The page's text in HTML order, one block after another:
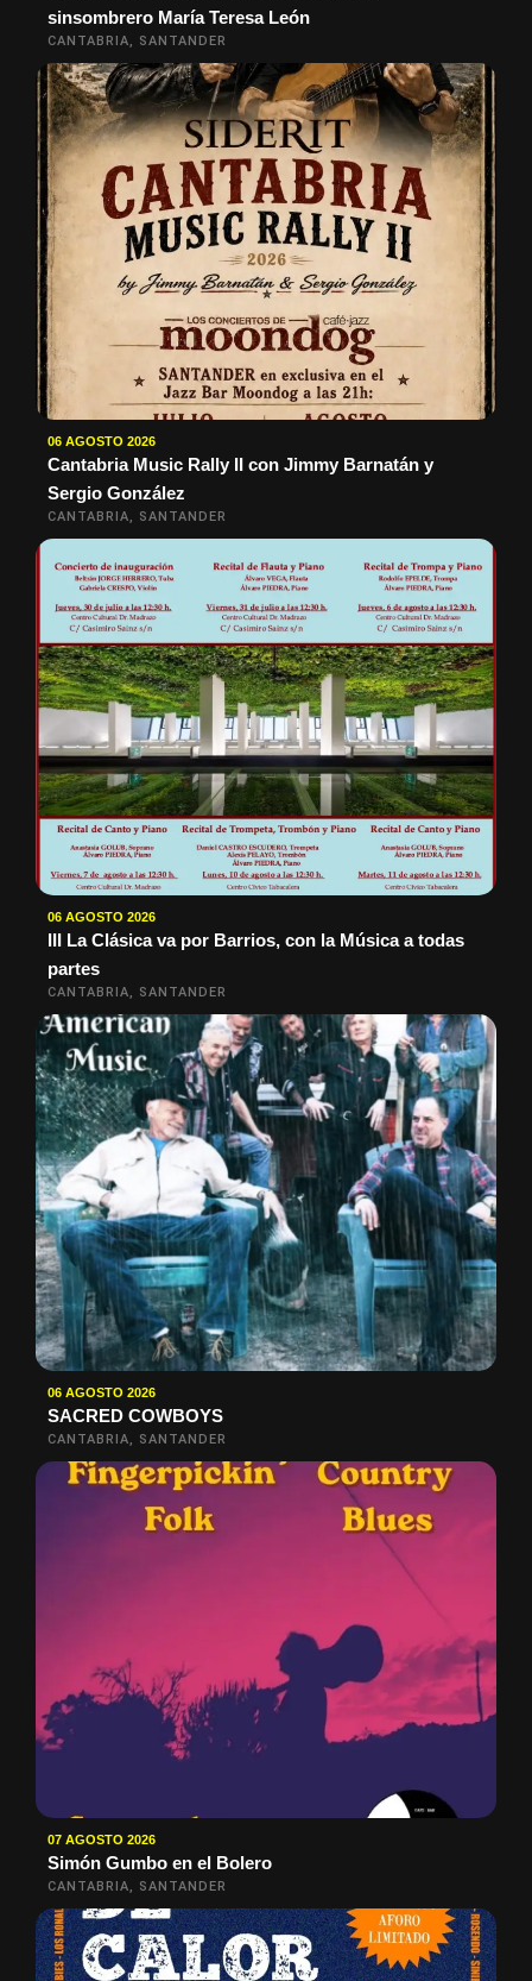
sinsombrero María Teresa León
CANTABRIA, SANTANDER
06 AGOSTO 2026
Cantabria Music Rally II con Jimmy Barnatán y
Sergio González
CANTABRIA, SANTANDER
06 AGOSTO 2026
III La Clásica va por Barrios, con la Música a todas
partes
CANTABRIA, SANTANDER
06 AGOSTO 2026
SACRED COWBOYS
CANTABRIA, SANTANDER
07 AGOSTO 2026
Simón Gumbo en el Bolero
CANTABRIA, SANTANDER